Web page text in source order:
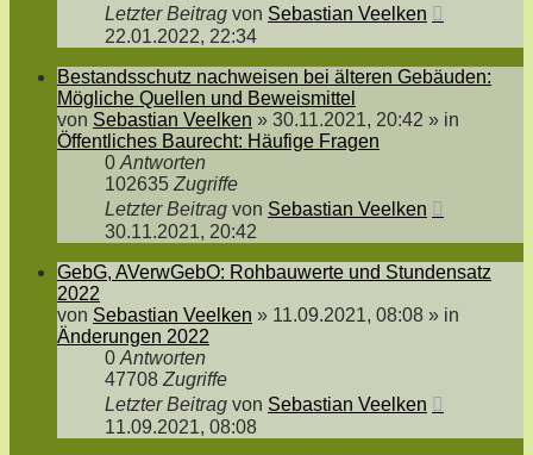
Letzter Beitrag von Sebastian Veelken
22.01.2022, 22:34
Bestandsschutz nachweisen bei älteren Gebäuden:
Mögliche Quellen und Beweismittel
von Sebastian Veelken » 30.11.2021, 20:42 » in
Öffentliches Baurecht: Häufige Fragen
0 Antworten
102635 Zugriffe
Letzter Beitrag von Sebastian Veelken
30.11.2021, 20:42
GebG, AVerwGebO: Rohbauwerte und Stundensatz
2022
von Sebastian Veelken » 11.09.2021, 08:08 » in
Änderungen 2022
0 Antworten
47708 Zugriffe
Letzter Beitrag von Sebastian Veelken
11.09.2021, 08:08